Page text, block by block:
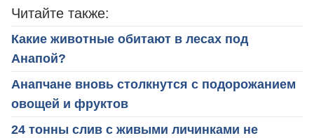
Читайте также:
Какие животные обитают в лесах под
Анапой?
Анапчане вновь столкнутся с подорожанием
овощей и фруктов
24 тонны слив с живыми личинками не